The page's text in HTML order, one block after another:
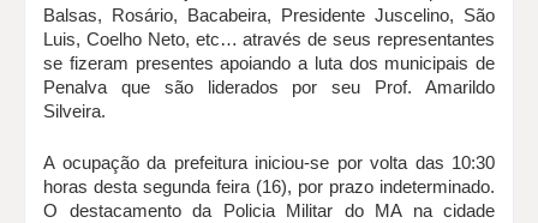
Balsas, Rosário, Bacabeira, Presidente Juscelino, São
Luis, Coelho Neto, etc… através de seus representantes
se fizeram presentes apoiando a luta dos municipais de
Penalva que são liderados por seu Prof. Amarildo
Silveira.
A ocupação da prefeitura iniciou-se por volta das 10:30
horas desta segunda feira (16), por prazo indeterminado.
O destacamento da Policia Militar do MA na cidade